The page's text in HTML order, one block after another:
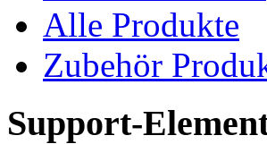
Alle Produkte
Zubehör
Support-